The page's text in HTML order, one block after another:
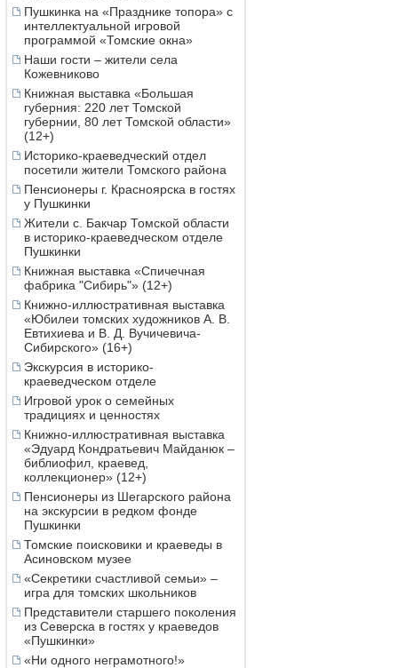
Пушкинка на «Празднике топора» с
интеллектуальной игровой
программой «Томские окна»
Наши гости – жители села
Кожевниково
Книжная выставка «Большая
губерния: 220 лет Томской
губернии, 80 лет Томской области»
(12+)
Историко-краеведческий отдел
посетили жители Томского района
Пенсионеры г. Красноярска в гостях
у Пушкинки
Жители с. Бакчар Томской области
в историко-краеведческом отделе
Пушкинки
Книжная выставка «Спичечная
фабрика "Сибирь"» (12+)
Книжно-иллюстративная выставка
«Юбилеи томских художников А. В.
Евтихиева и В. Д. Вучичевича-
Сибирского» (16+)
Экскурсия в историко-
краеведческом отделе
Игровой урок о семейных
традициях и ценностях
Книжно-иллюстративная выставка
«Эдуард Кондратьевич Майданюк –
библиофил, краевед,
коллекционер» (12+)
Пенсионеры из Шегарского района
на экскурсии в редком фонде
Пушкинки
Томские поисковики и краеведы в
Асиновском музее
«Секретики счастливой семьи» –
игра для томских школьников
Представители старшего поколения
из Северска в гостях у краеведов
«Пушкинки»
«Ни одного неграмотного!»